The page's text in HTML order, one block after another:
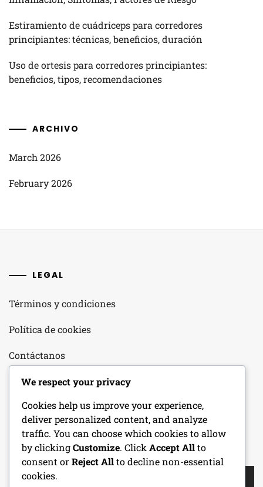
Estiramiento de cuádriceps para corredores
principiantes: técnicas, beneficios, duración
Uso de ortesis para corredores principiantes:
beneficios, tipos, recomendaciones
ARCHIVO
March 2026
February 2026
LEGAL
Términos y condiciones
Política de cookies
Contáctanos
Nuestra historia
Tu privacidad
BUSCAR
Search
We respect your privacy
Cookies help us improve your experience,
deliver personalized content, and analyze
traffic. You can choose which cookies to allow
by clickingCustomize. Click Accept Allto
consent orReject Allto decline non-essential
cookies.